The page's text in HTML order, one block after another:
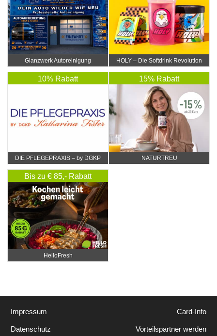
Glanzwerk Autoreinigung HOLY – Die Softdrink Revolution
10% Rabatt
DIE PFLEGEPRAXIS – by DGKP
15% Rabatt
NATURTREU
Bis zu € 85,- Rabatt
HelloFresh
Impressum
Datenschutz
Card-Info
Vorteilspartner werden